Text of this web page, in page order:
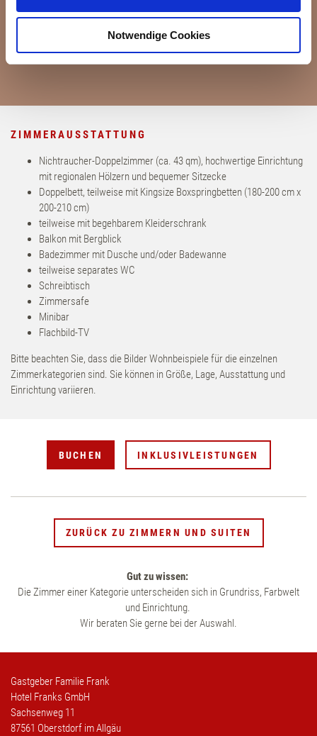
Wir verwenden Cookies, um Inhalte und Anzeigen zu
zu können und die Zugriffe auf unsere Website zu
Partner führen diese Informationen möglicherweise mit
gesammelt haben.
Notwendige Cookies
ZIMMERAUSSTATTUNG
Nichtraucher-Doppelzimmer (ca. 43 qm), hochwertige Einrichtung
mit regionalen Hölzern und bequemer Sitzecke
Doppelbett, teilweise mit Kingsize Boxspringbetten (180-200 cm x
200-210 cm)
teilweise mit begehbarem Kleiderschrank
Balkon mit Bergblick
Badezimmer mit Dusche und/oder Badewanne
teilweise separates WC
Schreibtisch
Zimmersafe
Minibar
Flachbild-TV
Bitte beachten Sie, dass die Bilder Wohnbeispiele für die einzelnen
Zimmerkategorien sind. Sie können in Größe, Lage, Ausstattung und
Einrichtung variieren.
BUCHEN INKLUSIVLEISTUNGEN
ZURÜCK ZU ZIMMERN UND SUITEN
Gut zu wissen:
Die Zimmer einer Kategorie unterscheiden sich in Grundriss, Farbwelt
und Einrichtung.
Wir beraten Sie gerne bei der Auswahl.
Gastgeber Familie Frank
Hotel Franks GmbH
Sachsenweg 11
87561 Oberstdorf im Allgäu